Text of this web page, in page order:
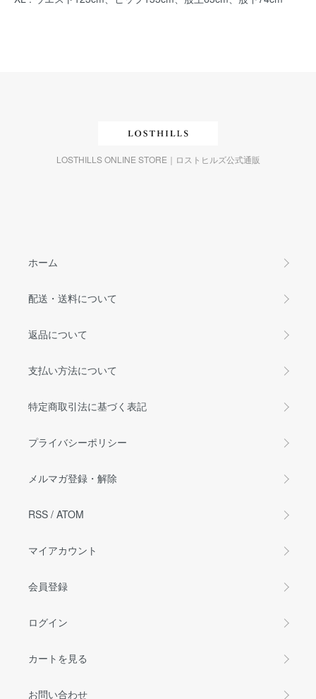
LOSTHILLS ONLINE STORE｜ロストヒルズ公式通販
ホーム
配送・送料について
返品について
支払い方法について
特定商取引法に基づく表記
プライバシーポリシー
メルマガ登録・解除
RSS / ATOM
マイアカウント
会員登録
ログイン
カートを見る
お問い合わせ